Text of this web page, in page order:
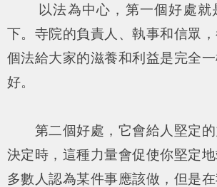
以法為中心，第一個好處就
下。寺院的負責人、執事和信眾
個法給大家的滋養和利益是完全
好。
第二個好處，它會給人堅定的
決定時，這種力量會促使你堅定
多數人認為某件事應該做，但是在